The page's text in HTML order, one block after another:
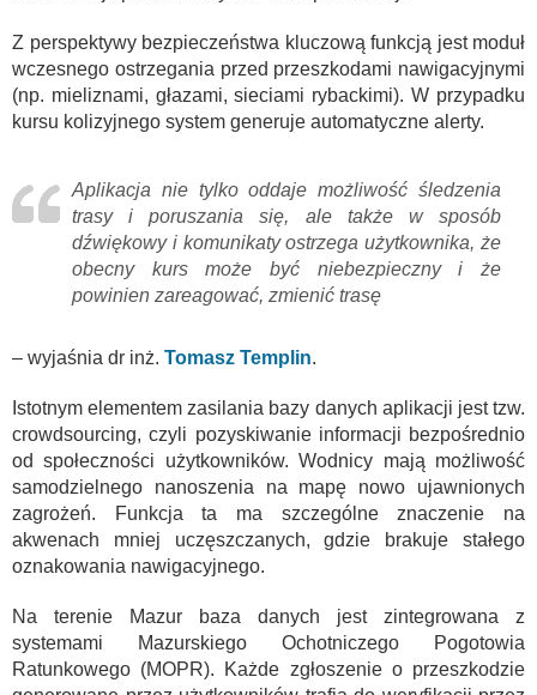
Z perspektywy bezpieczeństwa kluczową funkcją jest moduł
wczesnego ostrzegania przed przeszkodami nawigacyjnymi
(np. mieliznami, głazami, sieciami rybackimi). W przypadku
kursu kolizyjnego system generuje automatyczne alerty.
Aplikacja nie tylko oddaje możliwość śledzenia
trasy i poruszania się, ale także w sposób
dźwiękowy i komunikaty ostrzega użytkownika, że
obecny kurs może być niebezpieczny i że
powinien zareagować, zmienić trasę
– wyjaśnia dr inż. Tomasz Templin.
Istotnym elementem zasilania bazy danych aplikacji jest tzw.
crowdsourcing, czyli pozyskiwanie informacji bezpośrednio
od społeczności użytkowników. Wodnicy mają możliwość
samodzielnego nanoszenia na mapę nowo ujawnionych
zagrożeń. Funkcja ta ma szczególne znaczenie na
akwenach mniej uczęszczanych, gdzie brakuje stałego
oznakowania nawigacyjnego.
Na terenie Mazur baza danych jest zintegrowana z
systemami Mazurskiego Ochotniczego Pogotowia
Ratunkowego (MOPR). Każde zgłoszenie o przeszkodzie